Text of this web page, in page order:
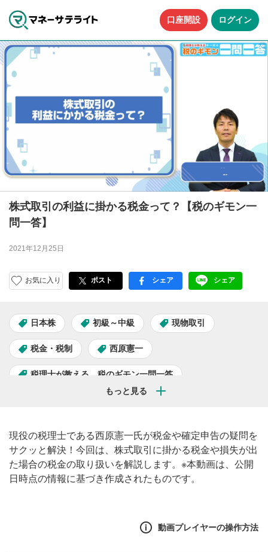
口座開設 ログイン
株式取引の利益に掛かる税金って？【税のギモン一
問一答】
2021年12月25日
お気に入り ポスト facebook
シェア LINE
シェア
日本株 初級～中級 現物取引
税金・税制 西原憲一
税理士が教える、税のギモン一問一答
現役の税理士である西原憲一氏が税金や確定申告の疑問を
サクッと解決！今回は、株式取引に掛かる税金や損失が出
た場合の税金の取り扱いを解説します。※本動画は、公開
日時点の情報に基づき作成されたものです。
動画プレイヤーの操作方法